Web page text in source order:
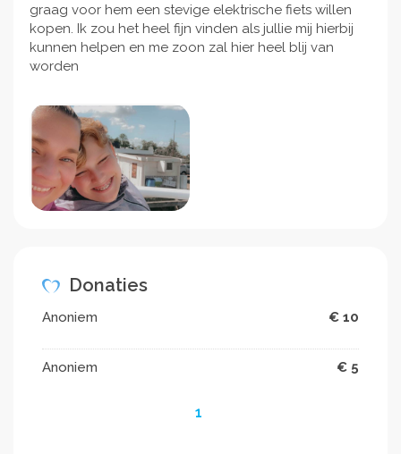
graag voor hem een stevige elektrische fiets willen
kopen. Ik zou het heel fijn vinden als jullie mij hierbij
kunnen helpen en me zoon zal hier heel blij van
worden
Donaties
Anoniem € 10
Anoniem € 5
1